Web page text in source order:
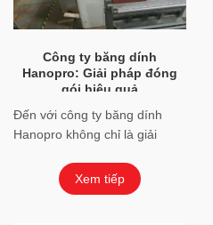
Công ty băng dính
Hanopro: Giải pháp đóng
gói hiệu quả
Đến với công ty băng dính
Hanopro không chỉ là giải
được những tư vấn từ những
chuyên gia ...
Xem tiếp